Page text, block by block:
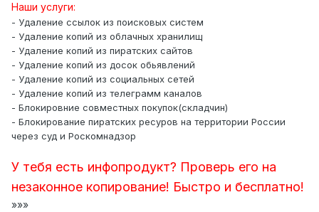
Наши услуги:
- Удаление ссылок из поисковых систем
- Удаление копий из облачных хранилищ
- Удаление копий из пиратских сайтов
- Удаление копий из досок обьявлений
- Удаление копий из социальных сетей
- Удаление копий из телеграмм каналов
- Блокировние совместных покупок(складчин)
- Блокирование пиратских ресуров на территории России
через суд и Роскомнадзор
У тебя есть инфопродукт? Проверь его на
незаконное копирование! Быстро и бесплатно!
»»»